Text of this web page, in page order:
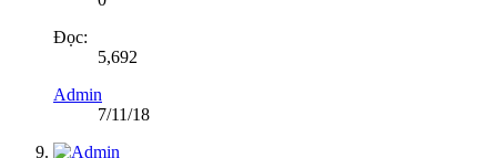
Đọc:
5,692
Admin
7/11/18